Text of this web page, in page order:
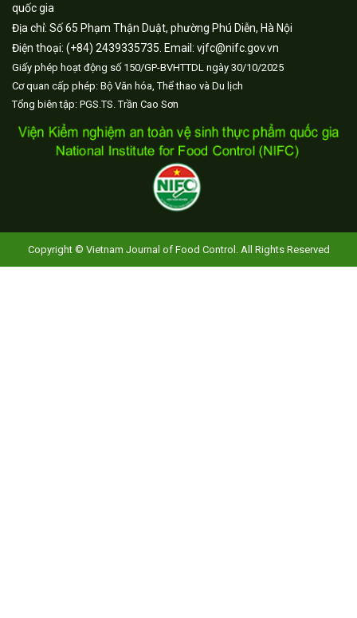
quốc gia
Địa chỉ: Số 65 Phạm Thận Duật, phường Phú Diễn, Hà Nội
Điện thoại: (+84) 2439335735. Email: vjfc@nifc.gov.vn
Giấy phép hoạt động số 150/GP-BVHTTDL ngày 30/10/2025
Cơ quan cấp phép: Bộ Văn hóa, Thể thao và Du lịch
Tổng biên tập: PGS.TS. Trần Cao Sơn
Copyright © Vietnam Journal of Food Control. All Rights Reserved